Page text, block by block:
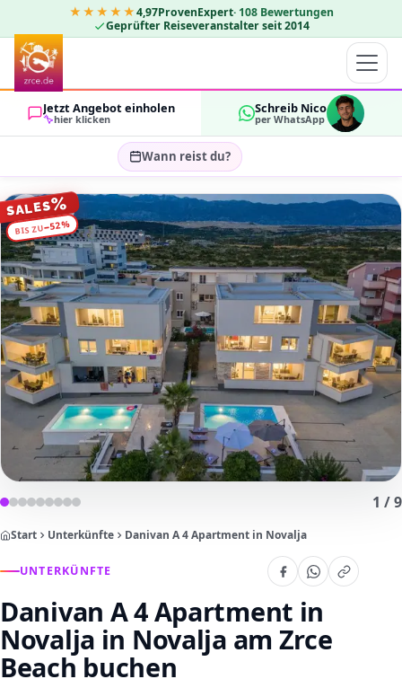
★★★★★4,97ProvenExpert· 108 Bewertungen
Geprüfter Reiseveranstalter seit 2014
Jetzt Angebot einholen
hier klicken
Schreib Nico
per WhatsApp
Wann reist du?
Reisezeitraum wählen…
GÄSTE
2 OK
1 /9
SALES%
BIS ZU−52%
Start Unterkünfte Danivan A 4 Apartment in Novalja
UNTERKÜNFTE
Danivan A 4 Apartment in
Novalja in Novalja am Zrce
Beach buchen